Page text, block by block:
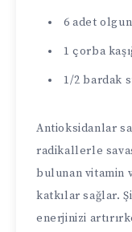
6 adet
1 çorba
1/2 bardak
Antioksidanlar
radikallerle
bulunan vitamin
katkılar sağlar.
enerjinizi